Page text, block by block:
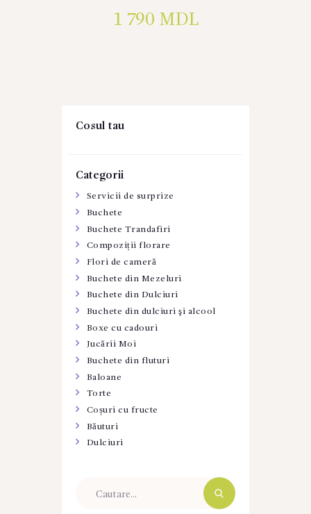
1 790 MDL
Cosul tau
Categorii
Servicii de surprize
Buchete
Buchete Trandafiri
Compoziții florare
Flori de cameră
Buchete din Mezeluri
Buchete din Dulciuri
Buchete din dulciuri şi alcool
Boxe cu cadouri
Jucării Moi
Buchete din fluturi
Baloane
Torte
Coșuri cu fructe
Băuturi
Dulciuri